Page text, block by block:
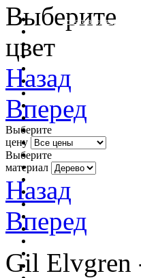
очистить фильтр цвета
Выберите
цвет
Назад
Вперед
Выберите
цену
Выберите
материал
Назад
Вперед
Gil Elvgren